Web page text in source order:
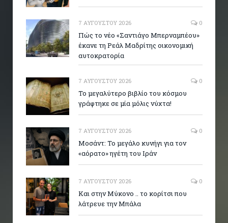
7 ΑΥΓΟΎΣΤΟΥ 2026 0
Πώς το νέο «Σαντιάγο Μπερναμπέου»
έκανε τη Ρεάλ Μαδρίτης οικονομική
αυτοκρατορία
7 ΑΥΓΟΎΣΤΟΥ 2026 0
Το μεγαλύτερο βιβλίο του κόσμου
γράφτηκε σε μία μόλις νύχτα!
7 ΑΥΓΟΎΣΤΟΥ 2026 0
Μοσάντ: Το μεγάλο κυνήγι για τον
«αόρατο» ηγέτη του Ιράν
7 ΑΥΓΟΎΣΤΟΥ 2026 0
Και στην Μύκονο .. το κορίτσι που
λάτρευε την Μπάλα